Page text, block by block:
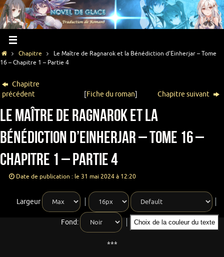
Chapitre
Le Maître de Ragnarok et la Bénédiction d’Einherjar – Tome
16 – Chapitre 1 – Partie 4
Chapitre
précédent
[Fiche du roman] Chapitre suivant
Le Maître de Ragnarok et la
Bénédiction d’Einherjar – Tome 16 –
Chapitre 1 – Partie 4
Date de publication : le 31 mai 2024 à 12:20
Largeur
Fond: Choix de la couleur du texte
***